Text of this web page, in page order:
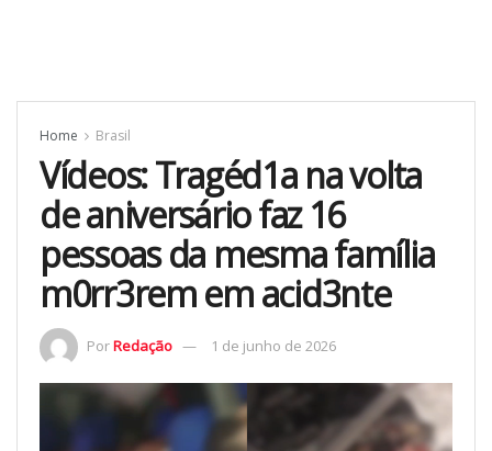
Home Brasil
Vídeos: Tragéd1a na volta
de aniversário faz 16
pessoas da mesma família
m0rr3rem em acid3nte
PorRedação 1 de junho de 2026